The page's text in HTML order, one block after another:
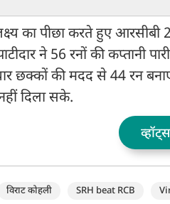
का पीछा करते हुए
ने 56 रनों की कप्तानी
छक्कों की मदद से 44 रन
दिला सके.
विराट कोहली SRH beat RCB